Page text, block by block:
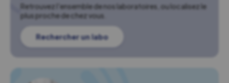
Retrouvez l'ensemble de nos laboratoires, ou localisez le
plus proche de chez vous.
Rechercher un labo